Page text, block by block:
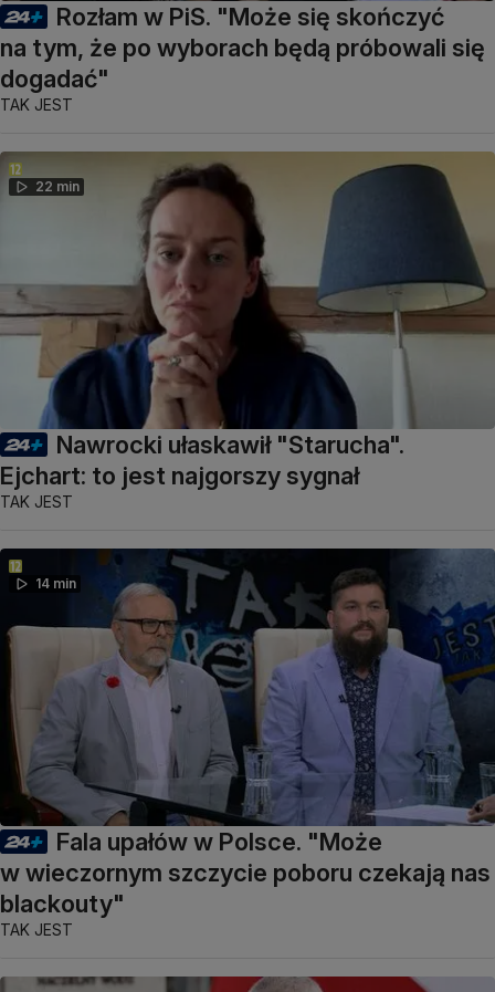
Rozłam w PiS. "Może się skończyć
na tym, że po wyborach będą próbowali się
dogadać"
TAK JEST
22 min
Nawrocki ułaskawił "Starucha".
Ejchart: to jest najgorszy sygnał
TAK JEST
14 min
Fala upałów w Polsce. "Może
w wieczornym szczycie poboru czekają nas
blackouty"
TAK JEST